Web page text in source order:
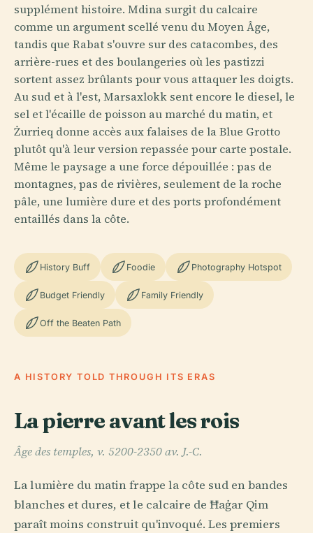
supplément histoire. Mdina surgit du calcaire
comme un argument scellé venu du Moyen Âge,
tandis que Rabat s'ouvre sur des catacombes, des
arrière-rues et des boulangeries où les pastizzi
sortent assez brûlants pour vous attaquer les doigts.
Au sud et à l'est, Marsaxlokk sent encore le diesel, le
sel et l'écaille de poisson au marché du matin, et
Żurrieq donne accès aux falaises de la Blue Grotto
plutôt qu'à leur version repassée pour carte postale.
Même le paysage a une force dépouillée : pas de
montagnes, pas de rivières, seulement de la roche
pâle, une lumière dure et des ports profondément
entaillés dans la côte.
History Buff Foodie Photography Hotspot
Budget Friendly Family Friendly
Off the Beaten Path
A HISTORY TOLD THROUGH ITS ERAS
La pierre avant les rois
Âge des temples, v. 5200-2350 av. J.-C.
La lumière du matin frappe la côte sud en bandes
blanches et dures, et le calcaire de Ħaġar Qim
paraît moins construit qu'invoqué. Les premiers